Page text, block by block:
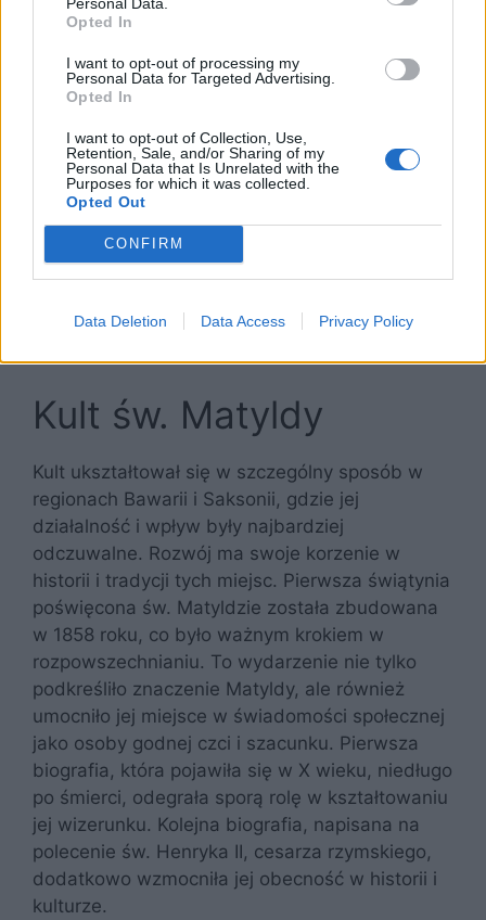
Opted In
I want to opt-out of processing my
Personal Data for Targeted Advertising.
Opted In
I want to opt-out of Collection, Use,
Retention, Sale, and/or Sharing of my
Personal Data that Is Unrelated with the
Purposes for which it was collected.
Opted Out
CONFIRM
Data Deletion Data Access Privacy Policy
przykładem siły i odwagi w trudnych sytuacjach
dużych rodzin, reprezentuje wartości rodzinne i
opiekę nad bliskimi. Jej własna rodzina, licząca
pięcioro dzieci, jest świadectwem
zaangażowania w wychowanie i dbanie o
rodzinę. Dodatkowo, jako patronka rodziców,
którzy stracili potomstwo, Matylda jest
symbolem pocieszenia i nadziei. Choć jej
własne dzieci dożyły wieku dorosłego, to
rodzinie, pokazują, że rozumiała ból i smutek
Kult św. Matyldy
Kult ukształtował się w szczególny sposób w
regionach Bawarii i Saksonii, gdzie jej
działalność i wpływ były najbardziej
odczuwalne. Rozwój ma swoje korzenie w
historii i tradycji tych miejsc. Pierwsza świątynia
poświęcona św. Matyldzie została zbudowana
w 1858 roku, co było ważnym krokiem w
rozpowszechnianiu. To wydarzenie nie tylko
podkreśliło znaczenie Matyldy, ale również
umocniło jej miejsce w świadomości społecznej
jako osoby godnej czci i szacunku. Pierwsza
biografia, która pojawiła się w X wieku, niedługo
po śmierci, odegrała sporą rolę w kształtowaniu
jej wizerunku. Kolejna biografia, napisana na
polecenie św. Henryka II, cesarza rzymskiego,
dodatkowo wzmocniła jej obecność w historii i
kulturze.